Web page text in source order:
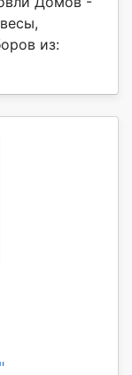
из: